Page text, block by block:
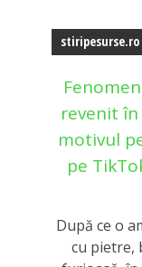
stiripesurse.ro
revenit în
motivul
pe
După ce o
cu pietre,